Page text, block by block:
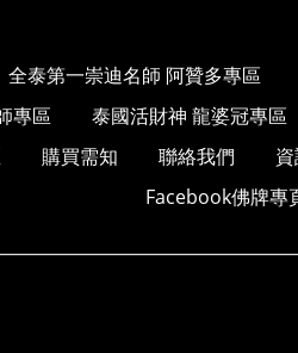
全泰第一崇迪名師 阿贊多專區
專區
泰國活財神 龍婆冠專區
購買需知 聯絡我們
Facebook佛牌專